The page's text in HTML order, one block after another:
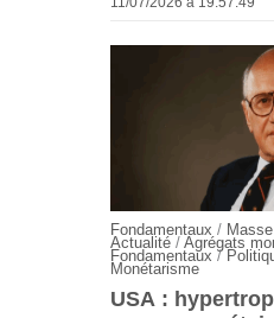
Fondamentaux /
Actualité/ Agrégats
Fondamentaux /
Monétarisme
USA :